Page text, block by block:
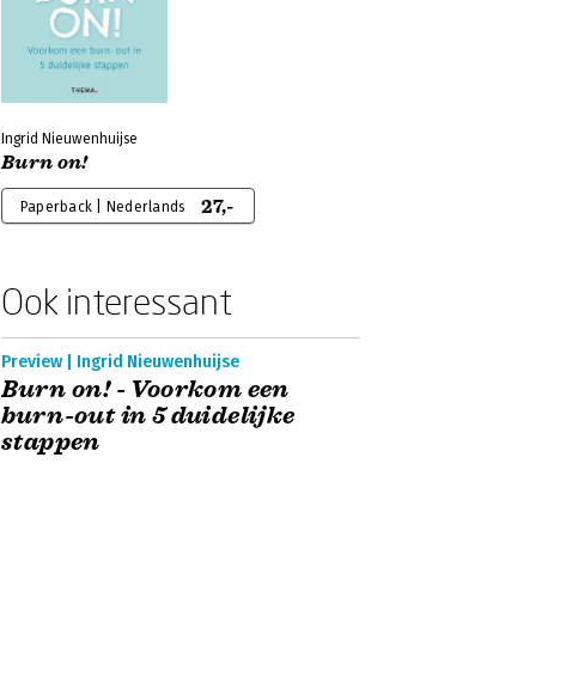
Ingrid Nieuwenhuijse
Burn on!
Paperback | Nederlands 27,-
Ook interessant
Preview | Ingrid Nieuwenhuijse
Burn on! - Voorkom een
burn-out in 5 duidelijke
stappen